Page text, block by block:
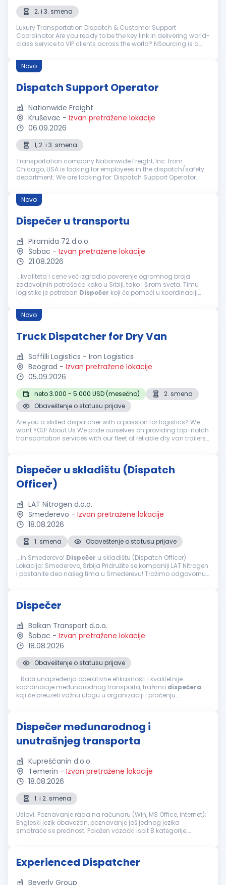
2. i 3. smena
Luxury Transportation Dispatch & Customer Support
Coordinator Are you ready to be the key link in delivering world-
class service to VIP clients across the world? NSourcing is a
in the lu...
Novo
Dispatch Support Operator
Nationwide Freight
Kruševac - Izvan pretražene lokacije
06.09.2026
1, 2. i 3. smena
Transportation company Nationwide Freight, Inc. from
Chicago, USA is looking for employees in the dispatch/safety
department. We are looking for: Dispatch Support Operator.
providing updates,...
Novo
Dispečer u transportu
Piramida 72 d.o.o.
Šabac - Izvan pretražene lokacije
21.08.2026
...kvaliteta i cene već izgradio poverenje ogromnog broja
zadovoljnih potrošača kako u Srbiji, tako i širom sveta. Timu
logistike je potreban Dispečer koji će pomoći u koordinaciji
SSS Poželjno...
Novo
Truck Dispatcher for Dry Van
Soffilli Logistics - Iron Logistics
Beograd - Izvan pretražene lokacije
05.09.2026
neto 3.000 - 5.000 USD (mesečno)
2. smena
Obaveštenje o statusu prijave
Are you a skilled dispatcher with a passion for logistics? We
want YOU! About Us We pride ourselves on providing top-notch
transportation services with our fleet of reliable dry van trailers.
Dispečer u skladištu (Dispatch
Officer)
LAT Nitrogen d.o.o.
Smederevo - Izvan pretražene lokacije
18.08.2026
1. smena
Obaveštenje o statusu prijave
...in Smederevo! Dispečer u skladištu (Dispatch Officer)
Lokacija: Smederevo, Srbija Pridružite se kompaniji LAT Nitrogen
i postanite deo našeg tima u Smederevu! Tražimo odgovornu i
Dispečer
Balkan Transport d.o.o.
Šabac - Izvan pretražene lokacije
18.08.2026
Obaveštenje o statusu prijave
...Radi unapređenja operativne efikasnosti i kvalitetnije
koordinacije međunarodnog transporta, tražimo dispečera
koji će preuzeti važnu ulogu u organizaciji i praćenju
Dispečer međunarodnog i
unutrašnjeg transporta
Kupreščanin d.o.o.
Temerin - Izvan pretražene lokacije
18.08.2026
1. i 2. smena
Uslovi: Poznavanje rada na računaru (Win, MS Office, Internet);
Engleski jezik obavezan, poznavanje još jednog jezika
smatraće se prednost; Položen vozački ispit B kategorije;
Experienced Dispatcher
Beverly Group